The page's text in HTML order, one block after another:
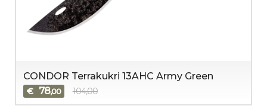
CONDOR Terrakukri 13AHC Army Green
€ 78,00 104,00